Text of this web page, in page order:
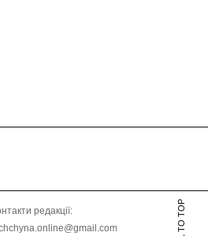
редакції: